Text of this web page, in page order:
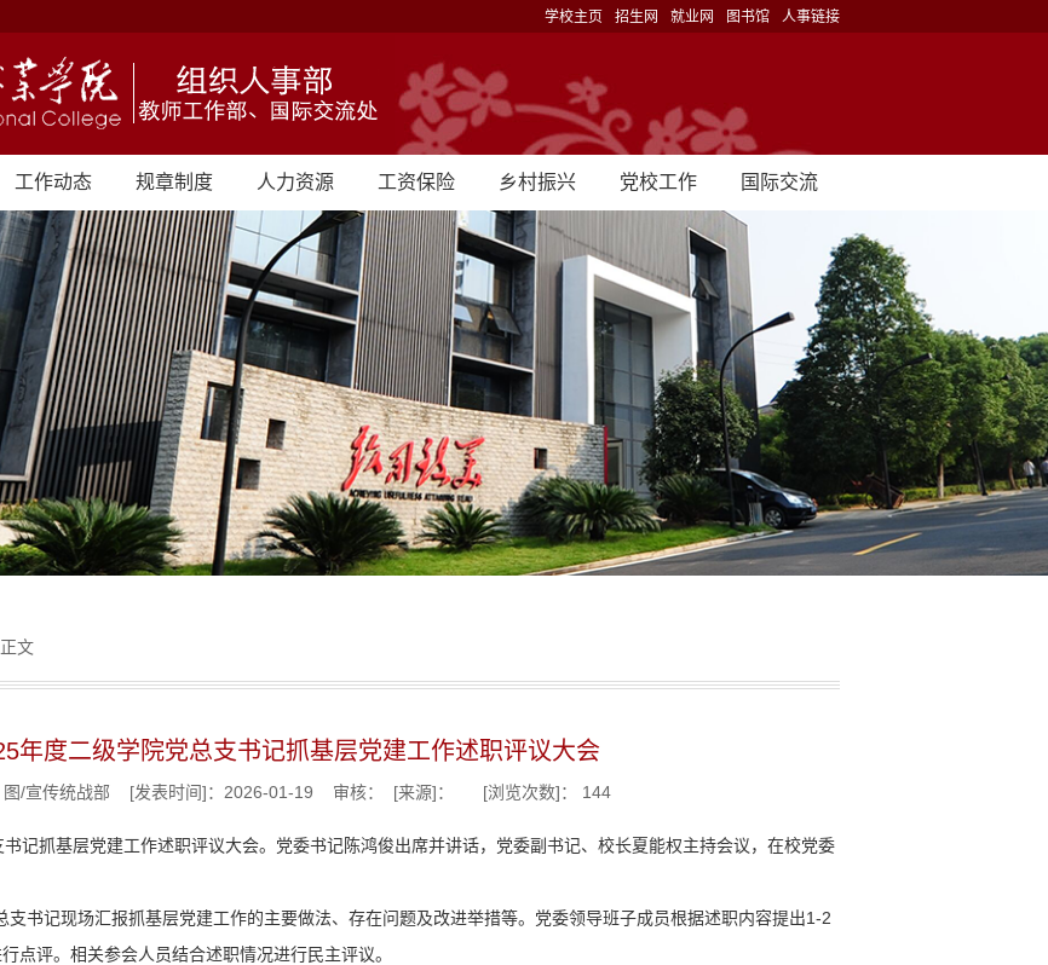
学校主页 招生网 就业网 图书馆 人事链接
工作动态 规章制度 人力资源 工资保险 乡村振兴 党校工作 国际交流
文
年度二级学院党总支书记抓基层党建工作述职评议大会
图/宣传统战部 [发表时间]：2026-01-19 审核： [来源]： [浏览次数]： 144
记抓基层党建工作述职评议大会。党委书记陈鸿俊出席并讲话，党委副书记、校长夏能权主持会议，在校党委
支书记现场汇报抓基层党建工作的主要做法、存在问题及改进举措等。党委领导班子成员根据述职内容提出1-2
点评。相关参会人员结合述职情况进行民主评议。